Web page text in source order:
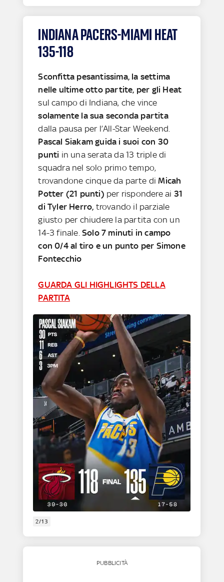
INDIANA PACERS-MIAMI HEAT
135-118
Sconfitta pesantissima, la settima
nelle ultime otto partite, per gli Heat
sul campo di Indiana, che vince
solamente la sua seconda partita
dalla pausa per l’All-Star Weekend.
Pascal Siakam guida i suoi con 30
punti in una serata da 13 triple di
squadra nel solo primo tempo,
trovandone cinque da parte diMicah
Potter (21 punti) per rispondere ai 31
di Tyler Herro, trovando il parziale
giusto per chiudere la partita con un
14-3 finale.Solo 7 minuti in campo
con 0/4 al tiro e un punto per Simone
Fontecchio
GUARDA GLI HIGHLIGHTS DELLA
PARTITA
2/13
PUBBLICITÀ